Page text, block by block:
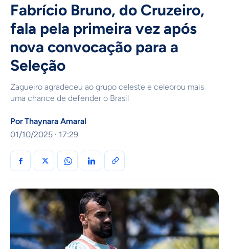
Fabrício Bruno, do Cruzeiro,
fala pela primeira vez após
nova convocação para a
Seleção
Zagueiro agradeceu ao grupo celeste e celebrou mais
uma chance de defender o Brasil
PorThaynara Amaral
01/10/2025 · 17:29